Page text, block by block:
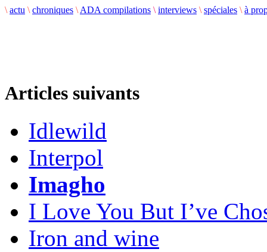
\ actu \ chroniques \ ADA compilations \ interviews \ spéciales \ à
Articles suivants
Idlewild
Interpol
Imagho
I Love You But I’ve
Iron and wine